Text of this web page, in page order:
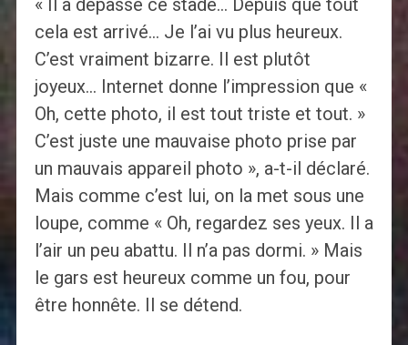
« Il a dépassé ce stade… Depuis que tout
cela est arrivé… Je l’ai vu plus heureux.
C’est vraiment bizarre. Il est plutôt
joyeux… Internet donne l’impression que «
Oh, cette photo, il est tout triste et tout. »
C’est juste une mauvaise photo prise par
un mauvais appareil photo », a-t-il déclaré.
Mais comme c’est lui, on la met sous une
loupe, comme « Oh, regardez ses yeux. Il a
l’air un peu abattu. Il n’a pas dormi. » Mais
le gars est heureux comme un fou, pour
être honnête. Il se détend.